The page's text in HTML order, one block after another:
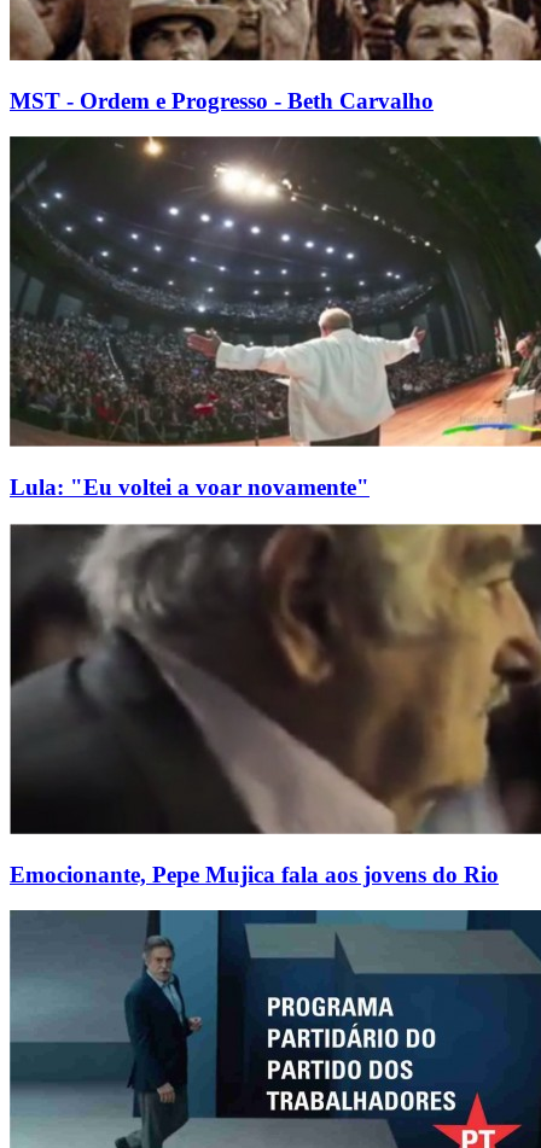
MST - Ordem e Progresso - Beth Carvalho
Lula: "Eu voltei a voar novamente"
Emocionante, Pepe Mujica fala aos jovens do Rio